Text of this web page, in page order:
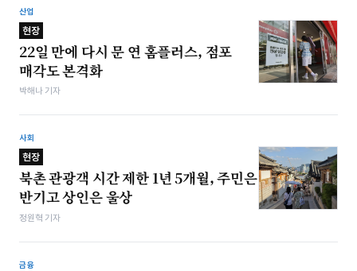
산업
현장
22일 만에 다시 문 연 홈플러스, 점포
매각도 본격화
박해나 기자
사회
현장
북촌 관광객 시간 제한 1년 5개월, 주민은
반기고 상인은 울상
정원혁 기자
금융